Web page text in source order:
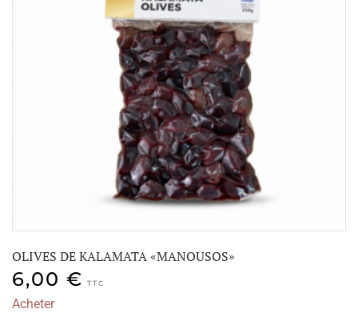
OLIVES DE KALAMATA «MANOUSOS»
6,00 € TTC
Acheter